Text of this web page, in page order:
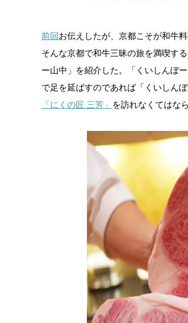
前回 お伝えしたが、京都こそが和牛料
そんな京都で和牛三昧の旅を満喫す
ー山中」を紹介した。「くいしんぼ
で足を延ばすのであれば「くいしん
「にくの匠 三芳」
を訪れなくてはな